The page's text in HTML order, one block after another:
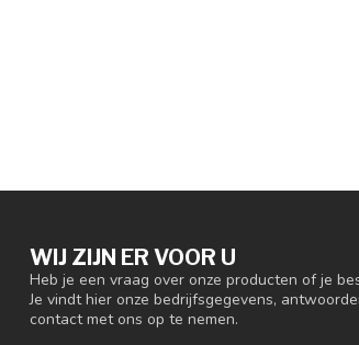
WIJ ZIJN ER VOOR U
Heb je een vraag over onze producten of je
Je vindt hier onze bedrijfsgegevens,
contact met ons op te nemen.